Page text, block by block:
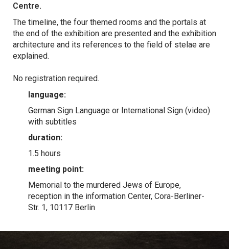
Centre.
The timeline, the four themed rooms and the portals at
the end of the exhibition are presented and the exhibition
architecture and its references to the field of stelae are
explained.
No registration required.
language:
German Sign Language or International Sign (video)
with subtitles
duration:
1.5 hours
meeting point:
Memorial to the murdered Jews of Europe,
reception in the information Center, Cora-Berliner-
Str. 1, 10117 Berlin